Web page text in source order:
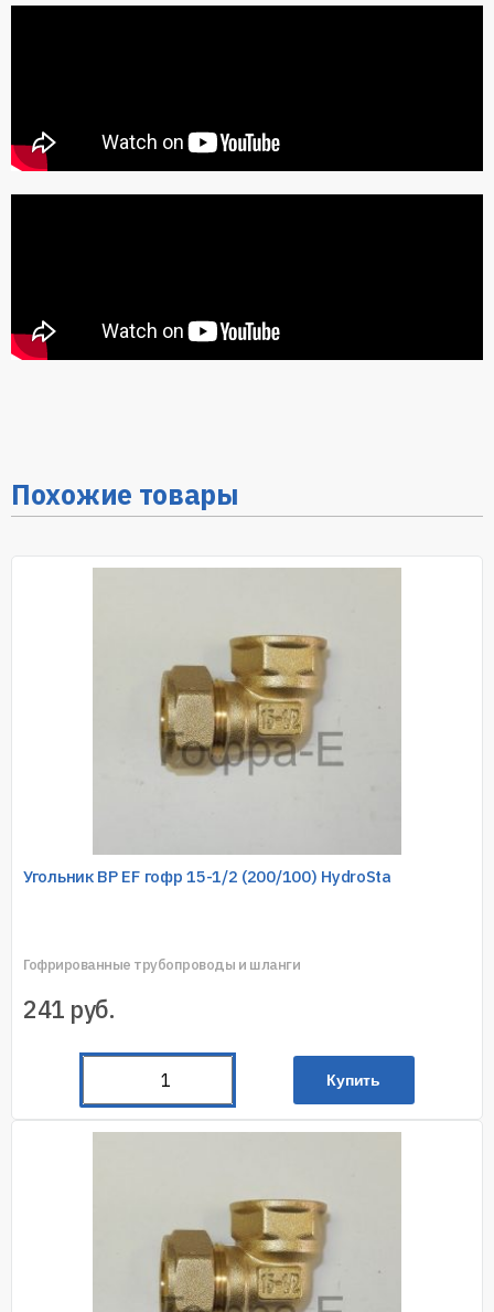
Похожие товары
Угольник ВР EF гофр 15-1/2 (200/100) HydroSta
Гофрированные трубопроводы и шланги
241 руб.
Купить